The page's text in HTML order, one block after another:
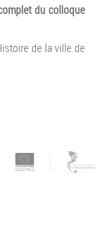
du colloque
de la ville de